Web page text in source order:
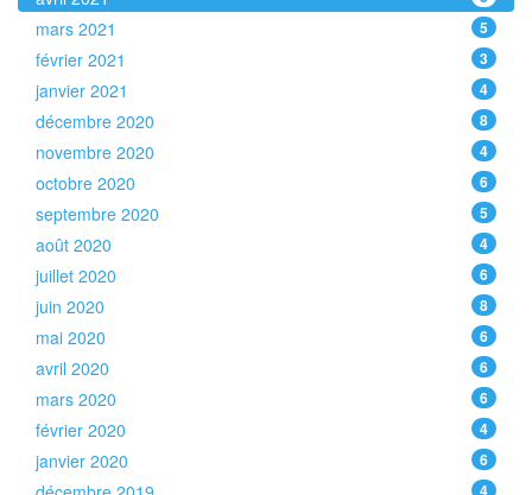
mars 2021 5
février 2021 3
janvier 2021 4
décembre 2020 8
novembre 2020 4
octobre 2020 6
septembre 2020 5
août 2020 4
juillet 2020 6
juin 2020 8
mai 2020 6
avril 2020 6
mars 2020 6
février 2020 4
janvier 2020 6
4